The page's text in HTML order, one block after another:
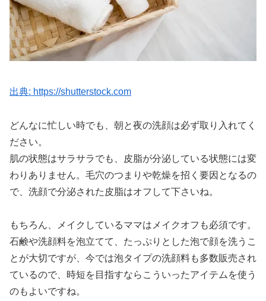
出典: https://shutterstock.com
どんなに忙しい時でも、朝と夜の洗顔は必ず取り入れてく
ださい。
肌の状態はサラサラでも、皮脂が分泌している状態には変
わりありません。毛穴のつまりや乾燥を招く要因となるの
で、洗顔で分泌された皮脂はオフして下さいね。
もちろん、メイクしているママはメイクオフも必須です。
石鹸や洗顔料を泡立てて、たっぷりとした泡で顔を洗うこ
とが大切ですが、今では泡タイプの洗顔料も多数販売され
ているので、時短を目指すならこういったアイテムを使う
のもよいですね。